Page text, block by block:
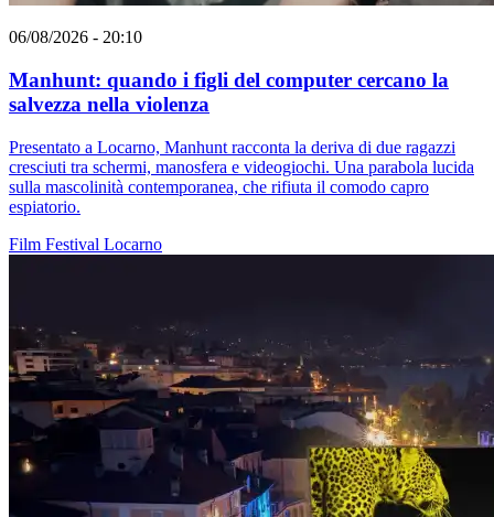
06/08/2026 - 20:10
Manhunt: quando i figli del computer cercano la
salvezza nella violenza
Presentato a Locarno, Manhunt racconta la deriva di due ragazzi
cresciuti tra schermi, manosfera e videogiochi. Una parabola lucida
sulla mascolinità contemporanea, che rifiuta il comodo capro
espiatorio.
Film Festival Locarno